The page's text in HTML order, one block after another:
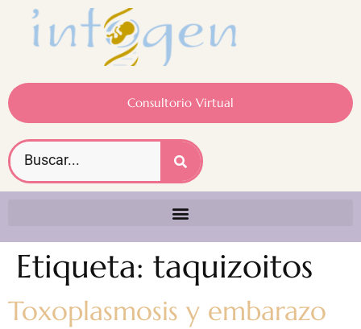
Consultorio Virtual
Etiqueta: taquizoitos
Toxoplasmosis y embarazo